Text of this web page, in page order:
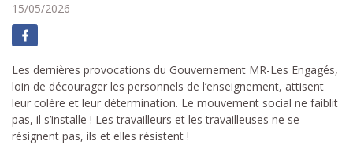
15/05/2026
Les dernières provocations du Gouvernement MR-Les Engagés,
loin de décourager les personnels de l’enseignement, attisent
leur colère et leur détermination. Le mouvement social ne faiblit
pas, il s’installe ! Les travailleurs et les travailleuses ne se
résignent pas, ils et elles résistent !